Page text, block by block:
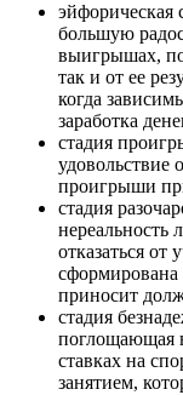
эйфорическая
большую
выигрышах,
так и от ее
когда
заработка
стадия
удовольствие
проигрыши
стадия
нереальность
отказаться от
сформирована
приносит
стадия
поглощающая
ставках на
занятием,